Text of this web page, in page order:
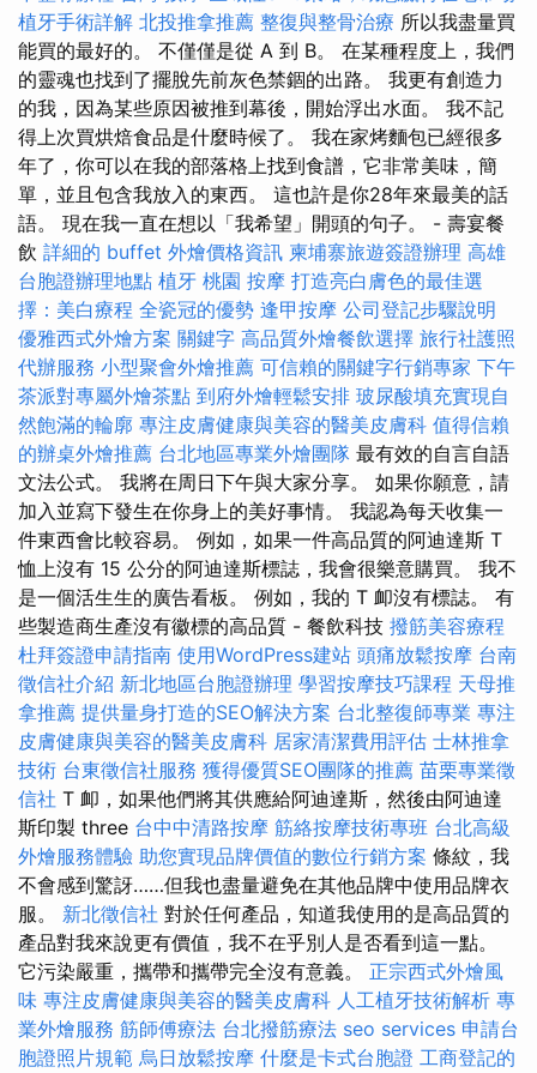
植牙手術詳解 北投推拿推薦 整復與整骨治療 所以我盡量買
能買的最好的。 不僅僅是從 A 到 B。 在某種程度上，我們
的靈魂也找到了擺脫先前灰色禁錮的出路。 我更有創造力
的我，因為某些原因被推到幕後，開始浮出水面。 我不記
得上次買烘焙食品是什麼時候了。 我在家烤麵包已經很多
年了，你可以在我的部落格上找到食譜，它非常美味，簡
單，並且包含我放入的東西。 這也許是你28年來最美的話
語。 現在我一直在想以「我希望」開頭的句子。 - 壽宴餐
飲 詳細的 buffet 外燴價格資訊 柬埔寨旅遊簽證辦理 高雄
台胞證辦理地點 植牙 桃園 按摩 打造亮白膚色的最佳選
擇：美白療程 全瓷冠的優勢 逢甲按摩 公司登記步驟說明
優雅西式外燴方案 關鍵字 高品質外燴餐飲選擇 旅行社護照
代辦服務 小型聚會外燴推薦 可信賴的關鍵字行銷專家 下午
茶派對專屬外燴茶點 到府外燴輕鬆安排 玻尿酸填充實現自
然飽滿的輪廓 專注皮膚健康與美容的醫美皮膚科 值得信賴
的辦桌外燴推薦 台北地區專業外燴團隊 最有效的自言自語
文法公式。 我將在周日下午與大家分享。 如果你願意，請
加入並寫下發生在你身上的美好事情。 我認為每天收集一
件東西會比較容易。 例如，如果一件高品質的阿迪達斯 T
恤上沒有 15 公分的阿迪達斯標誌，我會很樂意購買。 我不
是一個活生生的廣告看板。 例如，我的 T 卹沒有標誌。 有
些製造商生產沒有徽標的高品質 - 餐飲科技 撥筋美容療程
杜拜簽證申請指南 使用WordPress建站 頭痛放鬆按摩 台南
徵信社介紹 新北地區台胞證辦理 學習按摩技巧課程 天母推
拿推薦 提供量身打造的SEO解決方案 台北整復師專業 專注
皮膚健康與美容的醫美皮膚科 居家清潔費用評估 士林推拿
技術 台東徵信社服務 獲得優質SEO團隊的推薦 苗栗專業徵
信社 T 卹，如果他們將其供應給阿迪達斯，然後由阿迪達
斯印製 three 台中中清路按摩 筋絡按摩技術專班 台北高級
外燴服務體驗 助您實現品牌價值的數位行銷方案 條紋，我
不會感到驚訝……但我也盡量避免在其他品牌中使用品牌衣
服。 新北徵信社 對於任何產品，知道我使用的是高品質的
產品對我來說更有價值，我不在乎別人是否看到這一點。
它污染嚴重，攜帶和攜帶完全沒有意義。 正宗西式外燴風
味 專注皮膚健康與美容的醫美皮膚科 人工植牙技術解析 專
業外燴服務 筋師傅療法 台北撥筋療法 seo services 申請台
胞證照片規範 烏日放鬆按摩 什麼是卡式台胞證 工商登記的